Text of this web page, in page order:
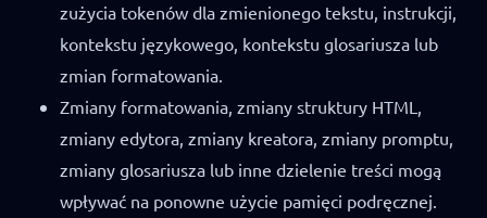
zużycia tokenów dla zmienionego tekstu, instrukcji,
kontekstu językowego, kontekstu glosariusza lub
zmian formatowania.
Zmiany formatowania, zmiany struktury HTML,
zmiany edytora, zmiany kreatora, zmiany promptu,
zmiany glosariusza lub inne dzielenie treści mogą
wpływać na ponowne użycie pamięci podręcznej.